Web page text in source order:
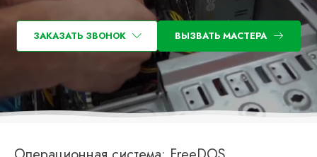
ЗАКАЗАТЬ ЗВОНОК ВЫЗВАТЬ МАСТЕРА